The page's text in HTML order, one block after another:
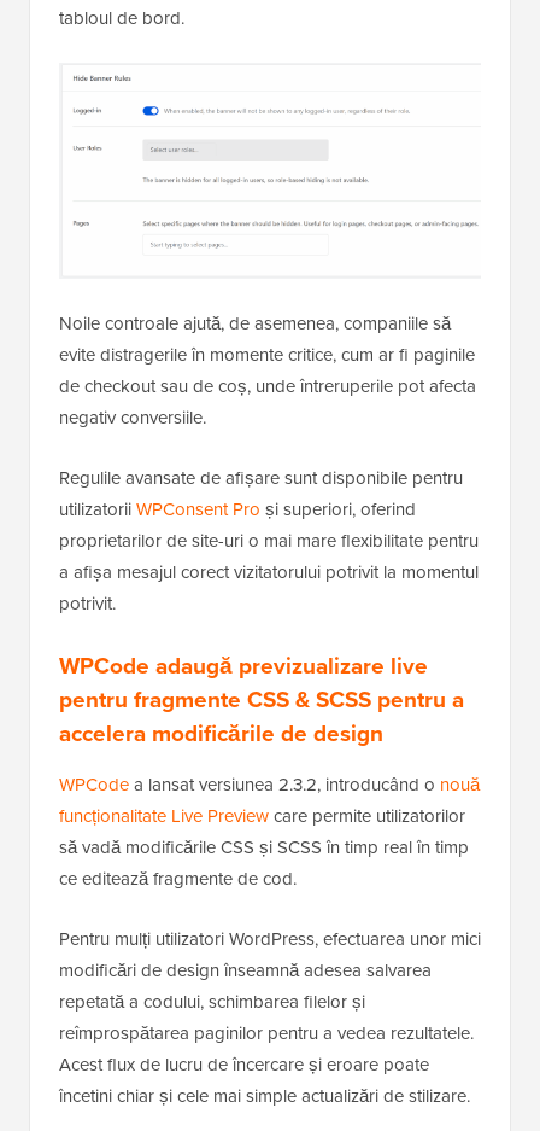
tabloul de bord.
Noile controale ajută, de asemenea, companiile să
evite distragerile în momente critice, cum ar fi paginile
de checkout sau de coș, unde întreruperile pot afecta
negativ conversiile.
Regulile avansate de afișare sunt disponibile pentru
utilizatoriiWPConsent Pro și superiori, oferind
proprietarilor de site-uri o mai mare flexibilitate pentru
a afișa mesajul corect vizitatorului potrivit la momentul
potrivit.
WPCode adaugă previzualizare live
pentru fragmente CSS & SCSS pentru a
accelera modificările de design
WPCodea lansat versiunea 2.3.2, introducând o nouă
funcționalitate Live Previewcare permite utilizatorilor
să vadă modificările CSS și SCSS în timp real în timp
ce editează fragmente de cod.
Pentru mulți utilizatori WordPress, efectuarea unor mici
modificări de design înseamnă adesea salvarea
repetată a codului, schimbarea filelor și
reîmprospătarea paginilor pentru a vedea rezultatele.
Acest flux de lucru de încercare și eroare poate
încetini chiar și cele mai simple actualizări de stilizare.